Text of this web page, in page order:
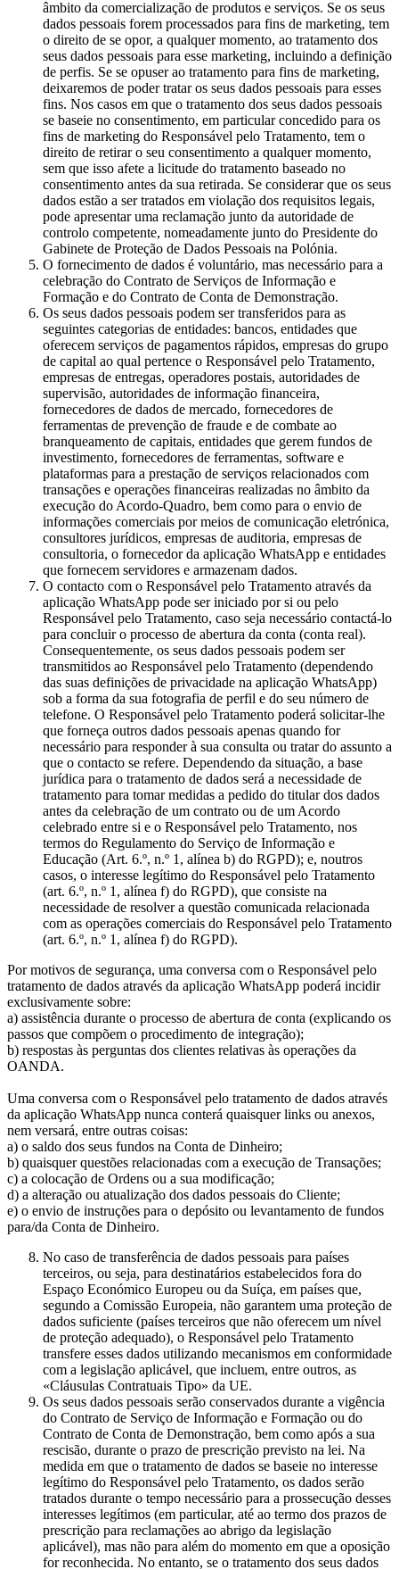
âmbito da comercialização de produtos e serviços. Se os seus
dados pessoais forem processados para fins de marketing, tem
o direito de se opor, a qualquer momento, ao tratamento dos
seus dados pessoais para esse marketing, incluindo a definição
de perfis. Se se opuser ao tratamento para fins de marketing,
deixaremos de poder tratar os seus dados pessoais para esses
fins. Nos casos em que o tratamento dos seus dados pessoais
se baseie no consentimento, em particular concedido para os
fins de marketing do Responsável pelo Tratamento, tem o
direito de retirar o seu consentimento a qualquer momento,
sem que isso afete a licitude do tratamento baseado no
consentimento antes da sua retirada. Se considerar que os seus
dados estão a ser tratados em violação dos requisitos legais,
pode apresentar uma reclamação junto da autoridade de
controlo competente, nomeadamente junto do Presidente do
Gabinete de Proteção de Dados Pessoais na Polónia.
O fornecimento de dados é voluntário, mas necessário para a
celebração do Contrato de Serviços de Informação e
Formação e do Contrato de Conta de Demonstração.
Os seus dados pessoais podem ser transferidos para as
seguintes categorias de entidades: bancos, entidades que
oferecem serviços de pagamentos rápidos, empresas do grupo
de capital ao qual pertence o Responsável pelo Tratamento,
empresas de entregas, operadores postais, autoridades de
supervisão, autoridades de informação financeira,
fornecedores de dados de mercado, fornecedores de
ferramentas de prevenção de fraude e de combate ao
branqueamento de capitais, entidades que gerem fundos de
investimento, fornecedores de ferramentas, software e
plataformas para a prestação de serviços relacionados com
transações e operações financeiras realizadas no âmbito da
execução do Acordo-Quadro, bem como para o envio de
informações comerciais por meios de comunicação eletrónica,
consultores jurídicos, empresas de auditoria, empresas de
consultoria, o fornecedor da aplicação WhatsApp e entidades
que fornecem servidores e armazenam dados.
O contacto com o Responsável pelo Tratamento através da
aplicação WhatsApp pode ser iniciado por si ou pelo
Responsável pelo Tratamento, caso seja necessário contactá-lo
para concluir o processo de abertura da conta (conta real).
Consequentemente, os seus dados pessoais podem ser
transmitidos ao Responsável pelo Tratamento (dependendo
das suas definições de privacidade na aplicação WhatsApp)
sob a forma da sua fotografia de perfil e do seu número de
telefone. O Responsável pelo Tratamento poderá solicitar-lhe
que forneça outros dados pessoais apenas quando for
necessário para responder à sua consulta ou tratar do assunto a
que o contacto se refere. Dependendo da situação, a base
jurídica para o tratamento de dados será a necessidade de
tratamento para tomar medidas a pedido do titular dos dados
antes da celebração de um contrato ou de um Acordo
celebrado entre si e o Responsável pelo Tratamento, nos
termos do Regulamento do Serviço de Informação e
Educação (Art. 6.º, n.º 1, alínea b) do RGPD); e, noutros
casos, o interesse legítimo do Responsável pelo Tratamento
(art. 6.º, n.º 1, alínea f) do RGPD), que consiste na
necessidade de resolver a questão comunicada relacionada
com as operações comerciais do Responsável pelo Tratamento
(art. 6.º, n.º 1, alínea f) do RGPD).
Por motivos de segurança, uma conversa com o Responsável pelo
tratamento de dados através da aplicação WhatsApp poderá incidir
exclusivamente sobre:
a) assistência durante o processo de abertura de conta (explicando os
passos que compõem o procedimento de integração);
b) respostas às perguntas dos clientes relativas às operações da
OANDA.
Uma conversa com o Responsável pelo tratamento de dados através
da aplicação WhatsApp nunca conterá quaisquer links ou anexos,
nem versará, entre outras coisas:
a) o saldo dos seus fundos na Conta de Dinheiro;
b) quaisquer questões relacionadas com a execução de Transações;
c) a colocação de Ordens ou a sua modificação;
d) a alteração ou atualização dos dados pessoais do Cliente;
e) o envio de instruções para o depósito ou levantamento de fundos
para/da Conta de Dinheiro.
No caso de transferência de dados pessoais para países
terceiros, ou seja, para destinatários estabelecidos fora do
Espaço Económico Europeu ou da Suíça, em países que,
segundo a Comissão Europeia, não garantem uma proteção de
dados suficiente (países terceiros que não oferecem um nível
de proteção adequado), o Responsável pelo Tratamento
transfere esses dados utilizando mecanismos em conformidade
com a legislação aplicável, que incluem, entre outros, as
«Cláusulas Contratuais Tipo» da UE.
Os seus dados pessoais serão conservados durante a vigência
do Contrato de Serviço de Informação e Formação ou do
Contrato de Conta de Demonstração, bem como após a sua
rescisão, durante o prazo de prescrição previsto na lei. Na
medida em que o tratamento de dados se baseie no interesse
legítimo do Responsável pelo Tratamento, os dados serão
tratados durante o tempo necessário para a prossecução desses
interesses legítimos (em particular, até ao termo dos prazos de
prescrição para reclamações ao abrigo da legislação
aplicável), mas não para além do momento em que a oposição
for reconhecida. No entanto, se o tratamento dos seus dados